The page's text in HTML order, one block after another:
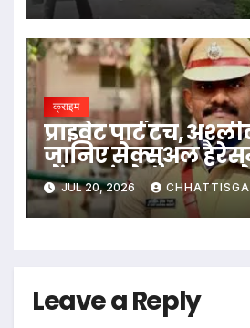
क्राइम
प्राइवेट पार्ट टच,
जानिए सेक्सुअल
में बुरा फंसे उदय कृष्ण
JUL 20, 2026
Leave a Reply